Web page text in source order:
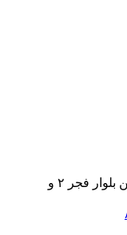
تهران، کارگر شمالی، خیابان ۲۰، بین بلوار فجر ۲ و